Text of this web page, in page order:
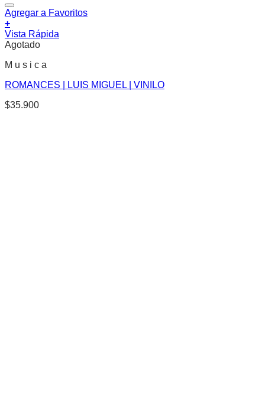
Agregar a Favoritos
+
Vista Rápida
Agotado
M u s i c a
ROMANCES | LUIS MIGUEL | VINILO
$35.900